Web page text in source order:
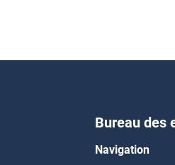
Bureau des
Navigation